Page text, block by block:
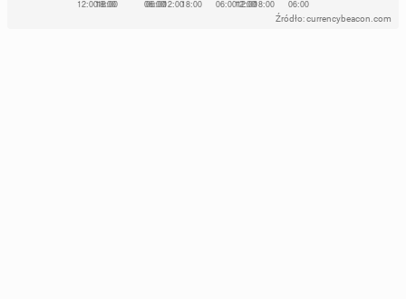
Źródło: currencybeacon.com